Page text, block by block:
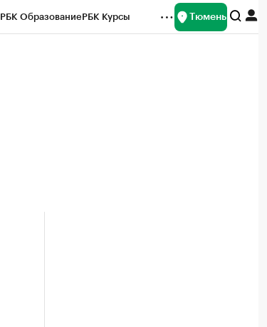
РБК ОбразованиеРБК Курсы Тюмень